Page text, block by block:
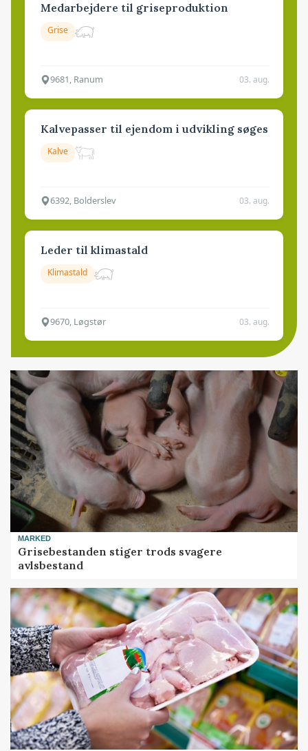
Medarbejdere til griseproduktion
Grise
9681, Ranum 03. aug.
Kalvepasser til ejendom i udvikling søges
Kalve
6392, Bolderslev 03. aug.
Leder til klimastald
Klimastald
9670, Løgstør 03. aug.
MARKED
Grisebestanden stiger trods svagere
avlsbestand